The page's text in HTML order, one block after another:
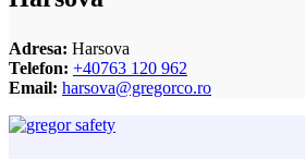
Adresa: Harsova
Telefon: +40763 120 962
Email: harsova@gregorco.ro